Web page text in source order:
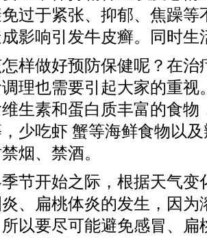
过于紧张、抑郁、焦躁等
影响引发牛皮癣。同时生
样做好预防保健呢？在治
理也需要引起大家的重视
生素和蛋白质丰富的食物
少吃虾 蟹等海鲜食物以
烟、禁酒。
节开始之际，根据天气变
、扁桃体炎的发生，因
以要尽可能避免感冒、扁